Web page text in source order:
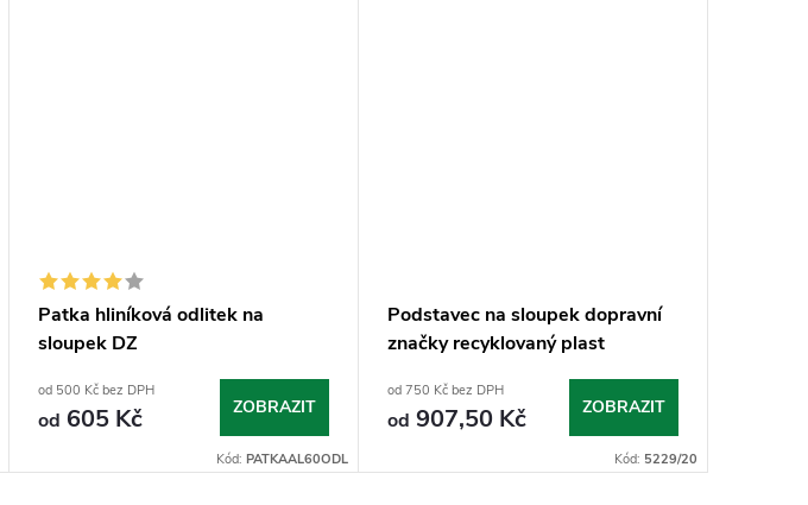
Patka hliníková odlitek na
sloupek DZ
od 500 Kč bez DPH
od 605 Kč ZOBRAZIT
Kód: PATKAAL60ODL
Podstavec na sloupek dopravní
značky recyklovaný plast
od 750 Kč bez DPH
od 907,50 Kč ZOBRAZIT
Kód: 5229/20